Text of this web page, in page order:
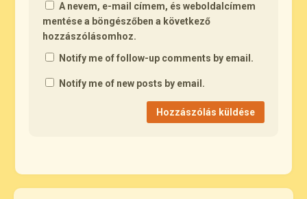
A nevem, e-mail címem, és weboldalcímem
mentése a böngészőben a következő
hozzászólásomhoz.
Notify me of follow-up comments by email.
Notify me of new posts by email.